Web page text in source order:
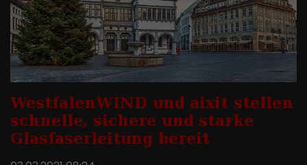
WestfalenWIND und aixit stellen
schnelle, sichere und starke
Glasfaserleitung bereit